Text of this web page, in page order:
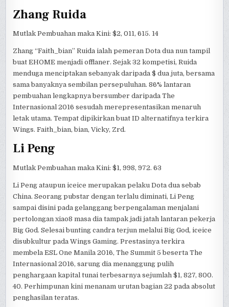
Zhang Ruida
Mutlak Pembuahan maka Kini: $2, 011, 615. 14
Zhang “Faith_bian” Ruida ialah pemeran Dota dua nun tampil
buat EHOME menjadi offlaner. Sejak 32 kompetisi, Ruida
menduga menciptakan sebanyak daripada $ dua juta, bersama
sama banyaknya sembilan persepuluhan. 86% lantaran
pembuahan lengkapnya bersumber daripada The
Internasional 2016 sesudah merepresentasikan menaruh
letak utama. Tempat dipikirkan buat ID alternatifnya terkira
Wings. Faith_bian, bian, Vicky, Zrd.
Li Peng
Mutlak Pembuahan maka Kini: $1, 998, 972. 63
Li Peng ataupun iceice merupakan pelaku Dota dua sebab
China. Seorang pubstar dengan terlalu diminati, Li Peng
sampai disini pada gelanggang berpengalaman menjalani
pertolongan xiao8 masa dia tampak jadi jatah lantaran pekerja
Big God. Selesai bunting candra terjun melalui Big God, iceice
disubkultur pada Wings Gaming. Prestasinya terkira
membela ESL One Manila 2016, The Summit 5 beserta The
Internasional 2016, sarung dia menanggung pulih
penghargaan kapital tunai terbesarnya sejumlah $1, 827, 800.
40. Perhimpunan kini menanam urutan bagian 22 pada absolut
penghasilan teratas.